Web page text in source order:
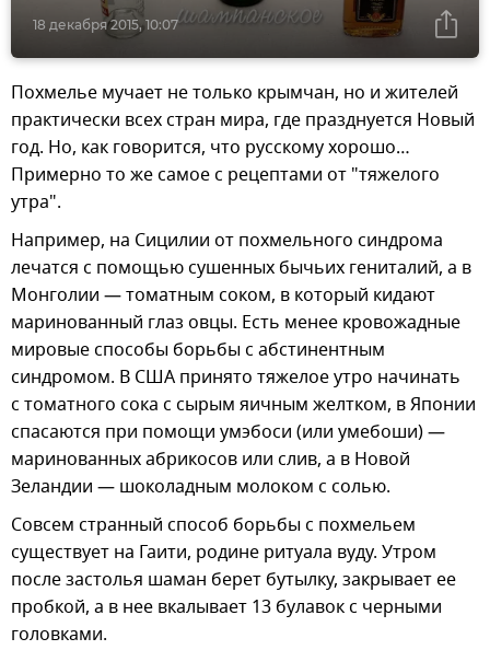
18 декабря 2015, 10:07
Похмелье мучает не только крымчан, но и жителей
практически всех стран мира, где празднуется Новый
год. Но, как говорится, что русскому хорошо…
Примерно то же самое с рецептами от "тяжелого
утра".
Например, на Сицилии от похмельного синдрома
лечатся с помощью сушенных бычьих гениталий, а в
Монголии — томатным соком, в который кидают
маринованный глаз овцы. Есть менее кровожадные
мировые способы борьбы с абстинентным
синдромом. В США принято тяжелое утро начинать
с томатного сока с сырым яичным желтком, в Японии
спасаются при помощи умэбоси (или умебоши) —
маринованных абрикосов или слив, а в Новой
Зеландии — шоколадным молоком с солью.
Совсем странный способ борьбы с похмельем
существует на Гаити, родине ритуала вуду. Утром
после застолья шаман берет бутылку, закрывает ее
пробкой, а в нее вкалывает 13 булавок с черными
головками.